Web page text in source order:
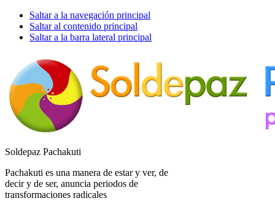
Saltar a la navegación principal
Saltar al contenido principal
Saltar a la barra lateral principal
Soldepaz Pachakuti
Pachakuti es una manera de estar y ver, de
decir y de ser, anuncia periodos de
transformaciones radicales